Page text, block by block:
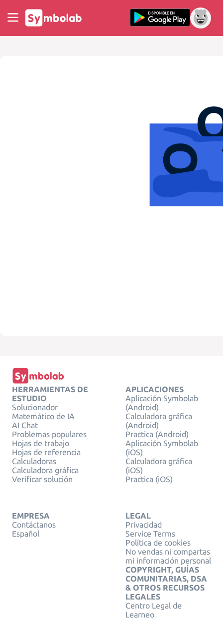
HERRAMIENTAS DE
ESTUDIO
Solucionador
Matemático de IA
AI Chat
Problemas populares
Hojas de trabajo
Hojas de referencia
Calculadoras
Calculadora gráfica
Verificar solución
APLICACIONES
Aplicación Symbolab
(Android)
Calculadora gráfica
(Android)
Practica (Android)
Aplicación Symbolab
(iOS)
Calculadora gráfica
(iOS)
Practica (iOS)
EMPRESA
Contáctanos
Español
LEGAL
Privacidad
Service Terms
Política de cookies
No vendas ni compartas
mi información personal
COPYRIGHT, GUÍAS
COMUNITARIAS, DSA
& OTROS RECURSOS
LEGALES
Centro Legal de
Learneo